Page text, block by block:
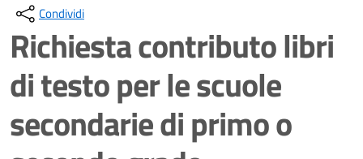
Condividi
Richiesta contributo libri
di testo per le scuole
secondarie di primo o